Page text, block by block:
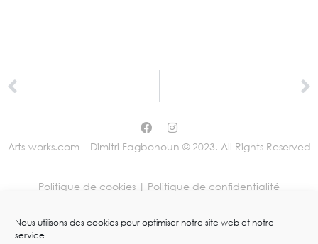
Nous utilisons des cookies pour optimiser notre site web et notre
service.
Arts-works.com – Dimitri Fagbohoun © 2023. All Rights Reserved
Politique de cookies | Politique de confidentialité